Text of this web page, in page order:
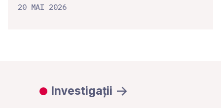
20 MAI 2026
Investigații